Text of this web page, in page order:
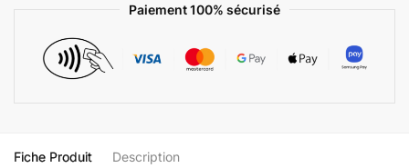
Paiement 100% sécurisé
Fiche Produit Description